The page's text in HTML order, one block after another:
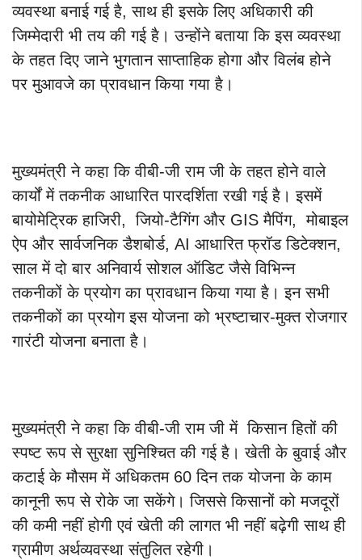
व्यवस्था बनाई गई है, साथ ही इसके लिए अधिकारी की
जिम्मेदारी भी तय की गई है। उन्होंने बताया कि इस व्यवस्था
के तहत दिए जाने भुगतान साप्ताहिक होगा और विलंब होने
पर मुआवजे का प्रावधान किया गया है।
मुख्यमंत्री ने कहा कि वीबी-जी राम जी के तहत होने वाले
कार्यों में तकनीक आधारित पारदर्शिता रखी गई है। इसमें
बायोमेट्रिक हाजिरी, जियो-टैगिंग और GIS मैपिंग, मोबाइल
ऐप और सार्वजनिक डैशबोर्ड, AI आधारित फ्रॉड डिटेक्शन,
साल में दो बार अनिवार्य सोशल ऑडिट जैसे विभिन्न
तकनीकों के प्रयोग का प्रावधान किया गया है। इन सभी
तकनीकों का प्रयोग इस योजना को भ्रष्टाचार-मुक्त रोजगार
गारंटी योजना बनाता है।
मुख्यमंत्री ने कहा कि वीबी-जी राम जी में किसान हितों की
स्पष्ट रूप से सुरक्षा सुनिश्चित की गई है। खेती के बुवाई और
कटाई के मौसम में अधिकतम 60 दिन तक योजना के काम
कानूनी रूप से रोके जा सकेंगे। जिससे किसानों को मजदूरों
की कमी नहीं होगी एवं खेती की लागत भी नहीं बढ़ेगी साथ ही
ग्रामीण अर्थव्यवस्था संतुलित रहेगी।